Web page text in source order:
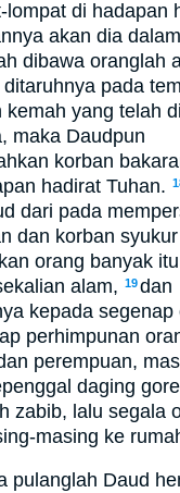
lompat di hadapan
akan dia
dibawa oranglah
pada
kemah yang telah
maka Daudpun
korban
hadirat Tuhan.
dari pada
dan korban
orang banyak
alam, 19dan
kepada segenap
perhimpunan
perempuan,
daging
zabib, lalu segala
masing ke
pulanglah Daud